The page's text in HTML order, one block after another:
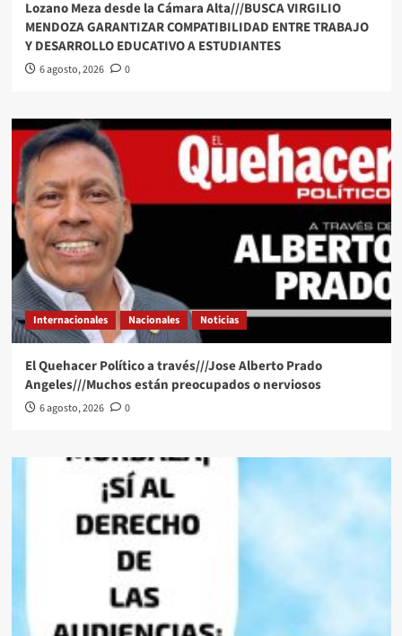
Lozano Meza desde la Cámara Alta///BUSCA VIRGILIO
MENDOZA GARANTIZAR COMPATIBILIDAD ENTRE TRABAJO
Y DESARROLLO EDUCATIVO A ESTUDIANTES
6 agosto, 2026 0
Internacionales Nacionales Noticias
El Quehacer Político a través///Jose Alberto Prado
Angeles///Muchos están preocupados o nerviosos
6 agosto, 2026 0